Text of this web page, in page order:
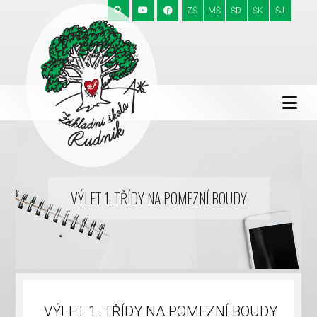
ZŠ MŠ ŠD ŠK ŠJ
VÝLET 1. TŘÍDY NA POMEZNÍ BOUDY
VÝLET 1. TŘÍDY NA POMEZNÍ BOUDY